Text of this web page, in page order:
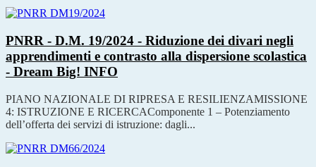
PNRR - D.M. 19/2024 - Riduzione dei divari negli
apprendimenti e contrasto alla dispersione scolastica
- Dream Big! INFO
PIANO NAZIONALE DI RIPRESA E RESILIENZAMISSIONE
4: ISTRUZIONE E RICERCAComponente 1 – Potenziamento
dell’offerta dei servizi di istruzione: dagli...